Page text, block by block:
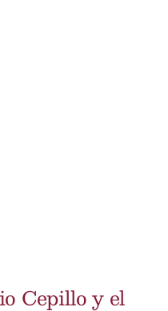
Cepillo y el